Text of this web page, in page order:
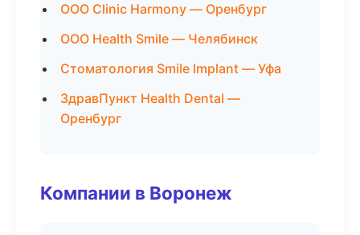
ООО Clinic Harmony — Оренбург
ООО Health Smile — Челябинск
Стоматология Smile Implant — Уфа
ЗдравПункт Health Dental —
Оренбург
Компании в Воронеж